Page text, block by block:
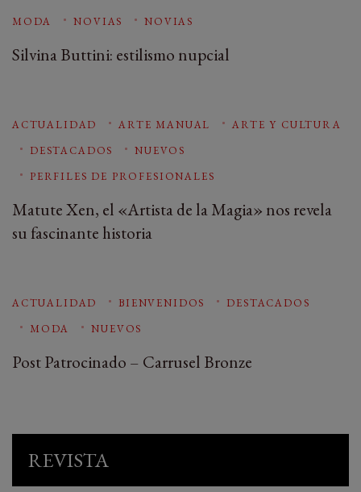
MODA NOVIAS NOVIAS
Silvina Buttini: estilismo nupcial
ACTUALIDAD ARTE MANUAL
ARTE Y CULTURA
DESTACADOS
NUEVOS
PERFILES DE PROFESIONALES
Matute Xen, el «Artista de la Magia» nos revela
su fascinante historia
ACTUALIDAD BIENVENIDOS
DESTACADOS
MODA
NUEVOS
Post Patrocinado – Carrusel Bronze
REVISTA